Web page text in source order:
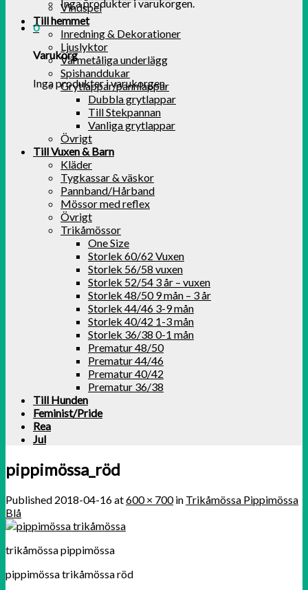
Inga produkter i varukorgen.
0
Varukorg
Inga produkter i varukorgen.
Vindspel
Till hemmet
Inredning & Dekorationer
Ljuslyktor
Värmetåliga underlägg
Spishanddukar
Grytlappar/pannlappar
Dubbla grytlappar
Till Stekpannan
Vanliga grytlappar
Övrigt
Till Vuxen & Barn
Kläder
Tygkassar & väskor
Pannband/Hårband
Mössor med reflex
Övrigt
Trikåmössor
One Size
Storlek 60/62 Vuxen
Storlek 56/58 vuxen
Storlek 52/54 3 år – vuxen
Storlek 48/50 9 mån – 3 år
Storlek 44/46 3-9 mån
Storlek 40/42 1-3 mån
Storlek 36/38 0-1 mån
Prematur 48/50
Prematur 44/46
Prematur 40/42
Prematur 36/38
Till Hunden
Feminist/Pride
Rea
Jul
pippimössa_röd
Published 2018-04-16at600 × 700in Trikåmössa Pippimössa
Blå
trikåmössa pippimössa
pippimössa trikåmössa röd